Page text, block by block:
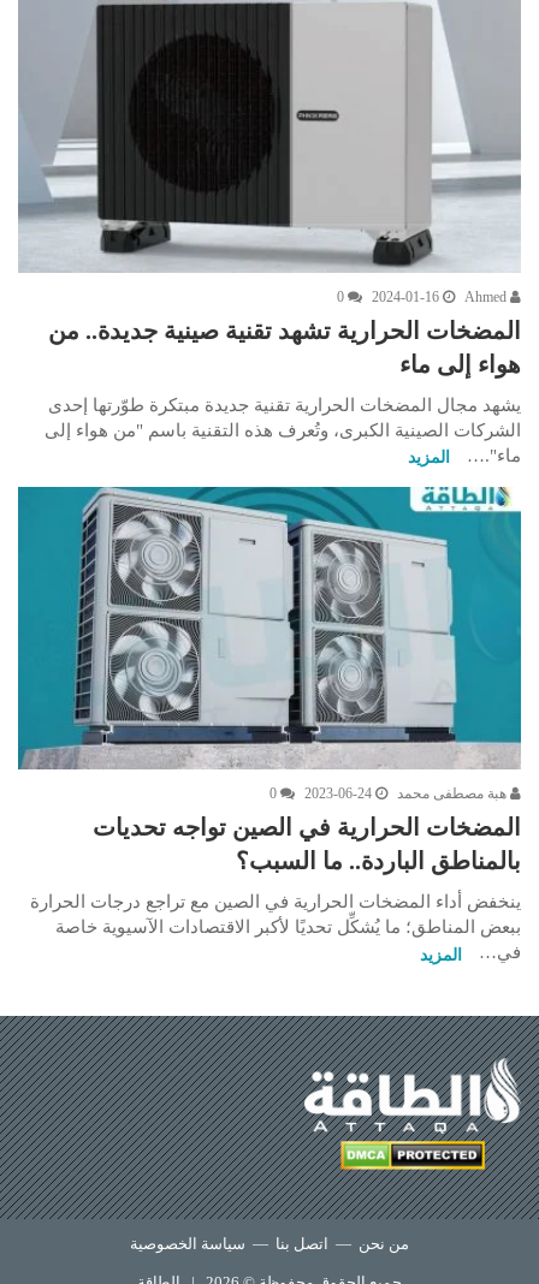
2024-01-16
0
المضخات الحرارية تشهد تقنية صينية جديدة.. من
هواء إلى ماء
يشهد مجال المضخات الحرارية تقنية جديدة مبتكرة طوّرتها إحدى
الشركات الصينية الكبرى، وتُعرف هذه التقنية باسم "من هواء إلى
ماء".…
المزيد
هبة مصطفى محمد 2023-06-24
0
المضخات الحرارية في الصين تواجه تحديات
بالمناطق الباردة.. ما السبب؟
ينخفض أداء المضخات الحرارية في الصين مع تراجع درجات الحرارة
ببعض المناطق؛ ما يُشكِّل تحديًا لأكبر الاقتصادات الآسيوية خاصة
في…
المزيد
من نحن — اتصل بنا — سياسة الخصوصية